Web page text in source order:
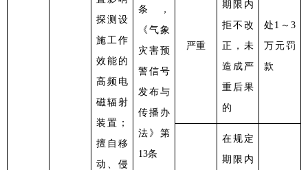
探测设
施工作
效能的
高频电
磁辐射
装置；
擅自移
动、侵
条，
《气象
灾害预
警信号
发布与
传播办
法》第
13条
严重
期限内
拒不改
正，未
造成严
重后果
的
处 1～3
万元罚
款
在规定
期限内